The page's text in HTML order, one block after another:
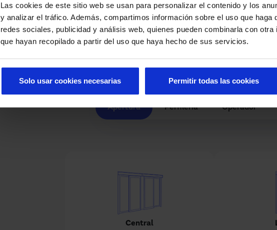
Las cookies de este sitio web se usan para personalizar el contenido y los
y analizar el tráfico. Además, compartimos información sobre el uso que haga
redes sociales, publicidad y análisis web, quienes pueden combinarla con
que hayan recopilado a partir del uso que haya hecho de sus servicios.
Solo usar cookies necesarias Permitir todas las cookies
Opciones y
Pausar animaciones
Apertura Perfilería Operador
Central